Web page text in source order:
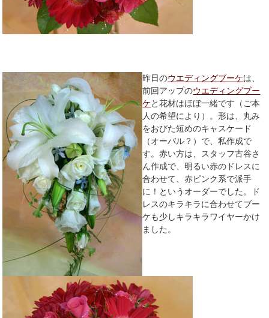
昨日のウエディングブーケは、
前回アップのウエディングブー
ケと花材はほぼ一緒です（ご本
人の希望により）。形は、丸み
をおびた短めのキャスケード
（オーバル？）で、私作成で
す。赤い方は、スタッフ古谷さ
ん作成で、明るい赤のドレスに
合わせて、赤ピンク系で派手
に！というオーダーでした。ド
レスのキラキラに合わせてブー
ケも少しキラキラワイヤーかけ
ました。